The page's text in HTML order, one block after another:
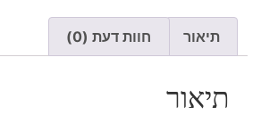
תיאור חוות דעת (0)
תיאור